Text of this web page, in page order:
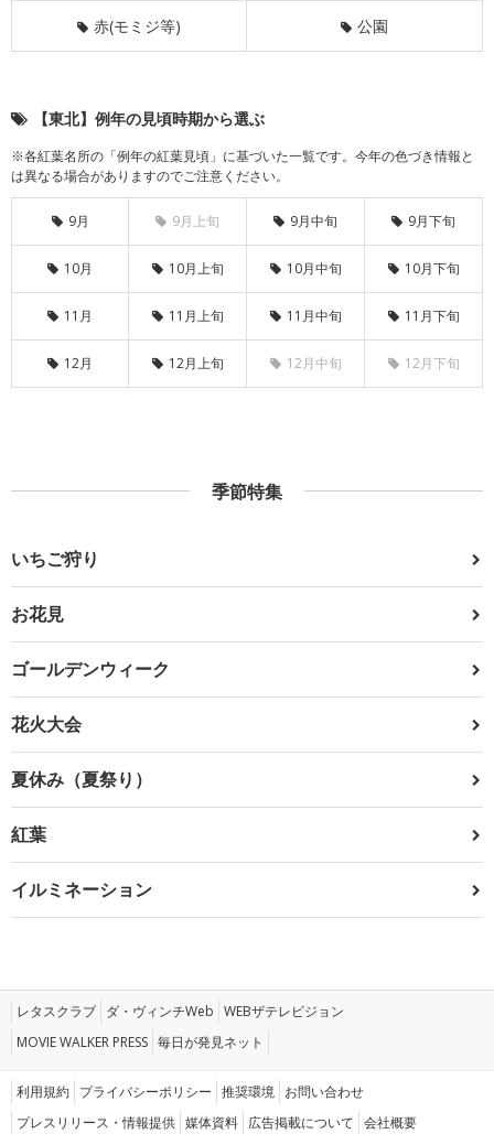
赤(モミジ等) 公園
【東北】例年の見頃時期から選ぶ
※各紅葉名所の「例年の紅葉見頃」に基づいた一覧です。今年の色づき情報と
は異なる場合がありますのでご注意ください。
9月 9月上旬 9月中旬 9月下旬
10月 10月上旬 10月中旬 10月下旬
11月 11月上旬 11月中旬 11月下旬
12月 12月上旬 12月中旬 12月下旬
季節特集
いちご狩り
お花見
ゴールデンウィーク
花火大会
夏休み（夏祭り）
紅葉
イルミネーション
レタスクラブ ダ・ヴィンチWeb WEBザテレビジョン
MOVIE WALKER PRESS 毎日が発見ネット
利用規約 プライバシーポリシー 推奨環境 お問い合わせ
プレスリリース・情報提供 媒体資料 広告掲載について 会社概要